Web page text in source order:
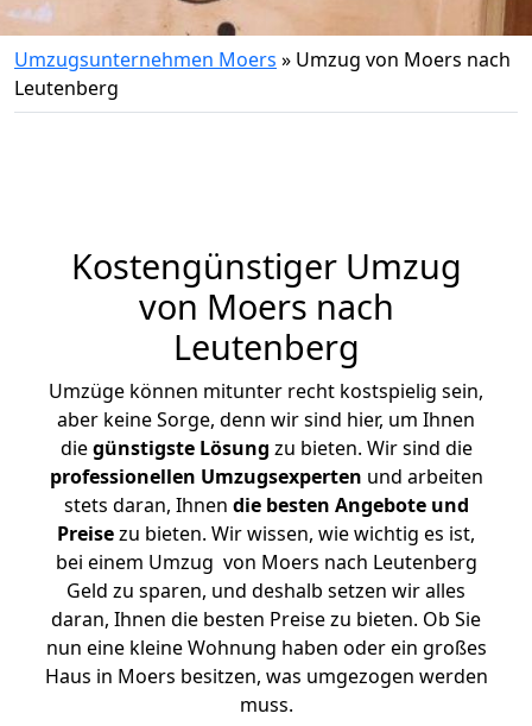
Umzugsunternehmen Moers » Umzug von Moers nach
Leutenberg
Kostengünstiger Umzug
von Moers nach
Leutenberg
Umzüge können mitunter recht kostspielig sein,
aber keine Sorge, denn wir sind hier, um Ihnen
diegünstigste Lösung zu bieten. Wir sind die
professionellen Umzugsexperten und arbeiten
stets daran, Ihnen die besten Angebote und
Preisezu bieten. Wir wissen, wie wichtig es ist,
bei einem Umzug von Moers nach Leutenberg
Geld zu sparen, und deshalb setzen wir alles
daran, Ihnen die besten Preise zu bieten. Ob Sie
nun eine kleine Wohnung haben oder ein großes
Haus in Moers besitzen, was umgezogen werden
muss.